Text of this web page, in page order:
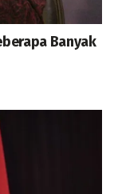
Banyak